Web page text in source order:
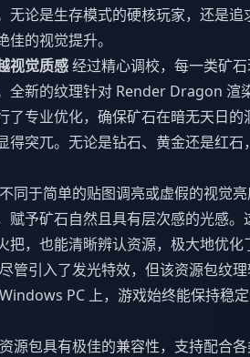
无论是生存模式的硬核玩家，还是追
的视觉提升。
视觉质感经过精心调校，每一类矿
全新的纹理针对 Render Dragon 渲
了专业优化，确保矿石在暗无天日
得突兀。无论是钻石、黄金还是红
不同于简单的贴图调亮或虚假的视觉
赋予矿石自然且具有层次感的光感
把，也能清晰辨认资源，极大地优化
尽管引入了发光特效，但该资源包纹
PC 上，游戏始终能保持稳
源包具有极佳的兼容性，支持配合